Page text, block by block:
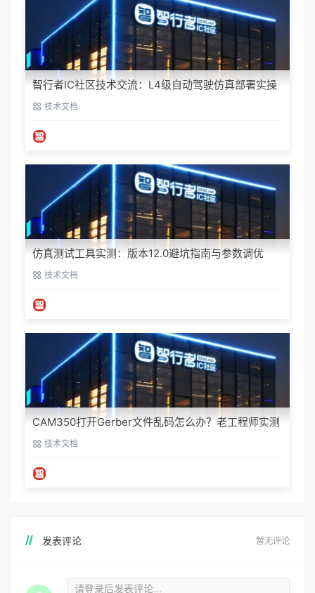
智行者IC社区技术交流：L4级自动驾驶仿真部署实操
指南技术文档
仿真测试工具实测：版本12.0避坑指南与参数调优
技术文档
CAM350打开Gerber文件乱码怎么办？老工程师实测
避坑指南
技术文档
发表评论 暂无评论